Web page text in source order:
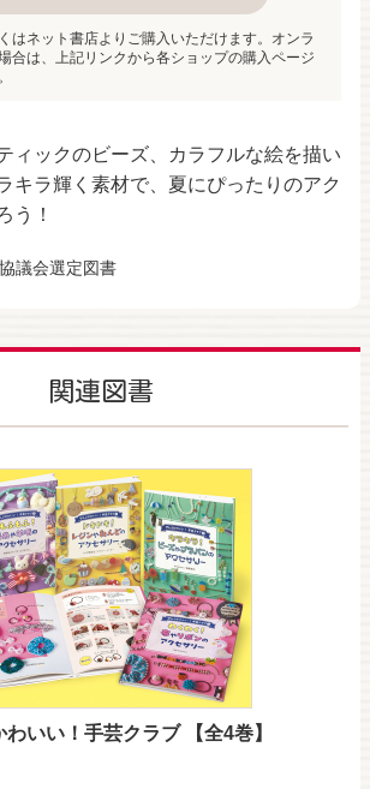
ィックのビーズ、カラフルな絵を描い
キラ輝く素材で、夏にぴったりのアク
う！
議会選定図書
はネット書店よりご購入いただけます。オンラ
合は、上記リンクから各ショップの購入ページ
関連図書
いい！手芸クラブ 【全4巻】